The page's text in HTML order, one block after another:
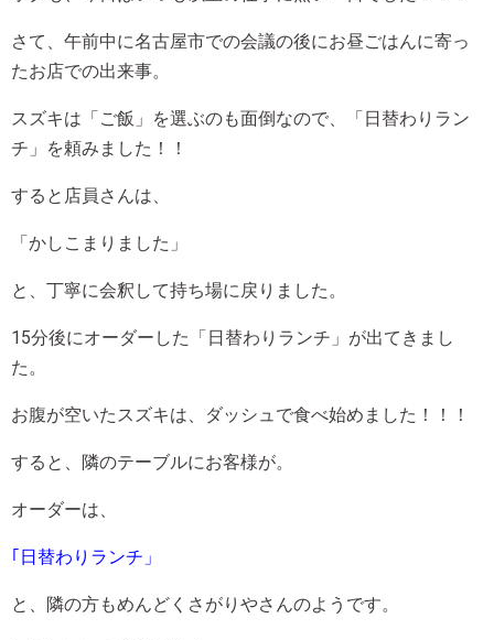
さて、午前中に名古屋市での会議の後にお昼ごはんに寄っ
たお店での出来事。
スズキは「ご飯」を選ぶのも面倒なので、「日替わりラン
チ」を頼みました！！
すると店員さんは、
「かしこまりました」
と、丁寧に会釈して持ち場に戻りました。
15分後にオーダーした「日替わりランチ」が出てきまし
た。
お腹が空いたスズキは、ダッシュで食べ始めました！！！
すると、隣のテーブルにお客様が。
オーダーは、
｢日替わりランチ」
と、隣の方もめんどくさがりやさんのようです。